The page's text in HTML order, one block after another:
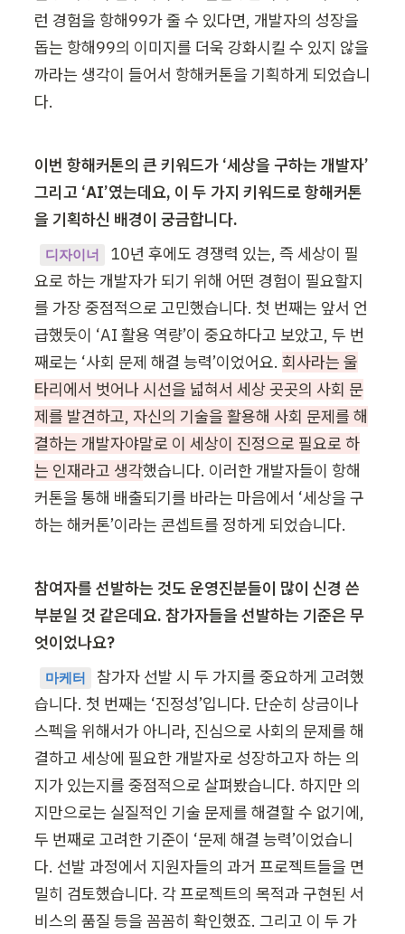
런 경험을 항해99가 줄 수 있다면, 개발자의 성장을
돕는 항해99의 이미지를 더욱 강화시킬 수 있지 않을
까라는 생각이 들어서 항해커톤을 기획하게 되었습니
다.
이번 항해커톤의 큰 키워드가 ‘세상을 구하는 개발자’
그리고 ‘AI’였는데요, 이 두 가지 키워드로 항해커톤
을 기획하신 배경이 궁금합니다.
디자이너
10년 후에도 경쟁력 있는, 즉 세상이 필
요로 하는 개발자가 되기 위해 어떤 경험이 필요할지
를 가장 중점적으로 고민했습니다. 첫 번째는 앞서 언
급했듯이 ‘AI 활용 역량’이 중요하다고 보았고, 두 번
째로는 ‘사회 문제 해결 능력’이었어요. 회사라는 울
타리에서 벗어나 시선을 넓혀서 세상 곳곳의 사회 문
제를 발견하고, 자신의 기술을 활용해 사회 문제를 해
결하는 개발자야말로 이 세상이 진정으로 필요로 하
는 인재라고 생각했습니다. 이러한 개발자들이 항해
커톤을 통해 배출되기를 바라는 마음에서 ‘세상을 구
하는 해커톤’이라는 콘셉트를 정하게 되었습니다.
참여자를 선발하는 것도 운영진분들이 많이 신경 쓴
부분일 것 같은데요. 참가자들을 선발하는 기준은 무
엇이었나요?
마케터
참가자 선발 시 두 가지를 중요하게 고려했
습니다. 첫 번째는 ‘진정성’입니다. 단순히 상금이나
스펙을 위해서가 아니라, 진심으로 사회의 문제를 해
결하고 세상에 필요한 개발자로 성장하고자 하는 의
지가 있는지를 중점적으로 살펴봤습니다. 하지만 의
지만으로는 실질적인 기술 문제를 해결할 수 없기에,
두 번째로 고려한 기준이 ‘문제 해결 능력’이었습니
다. 선발 과정에서 지원자들의 과거 프로젝트들을 면
밀히 검토했습니다. 각 프로젝트의 목적과 구현된 서
비스의 품질 등을 꼼꼼히 확인했죠. 그리고 이 두 가